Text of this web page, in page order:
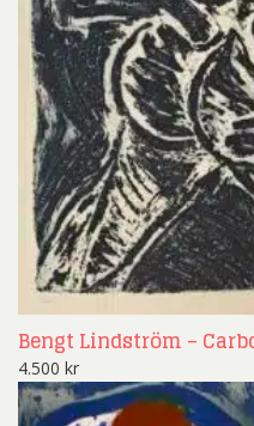
Bengt Lindström –
4.500 kr